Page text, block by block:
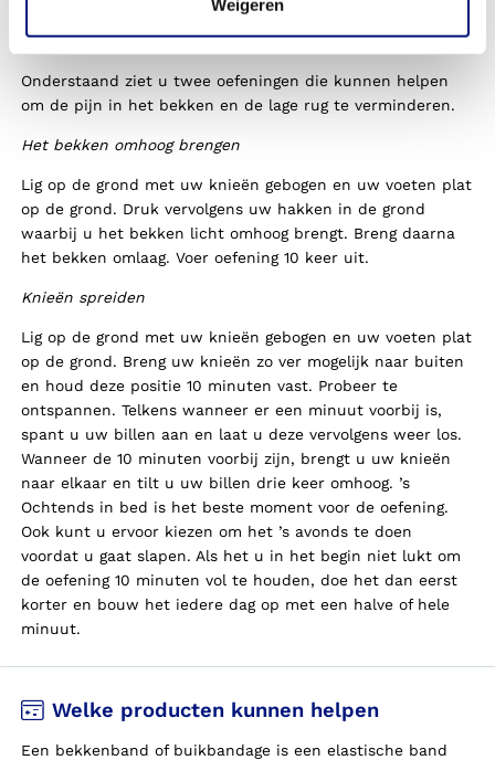
Weigeren
Oefeningen bij bekkenpijn
Onderstaand ziet u twee oefeningen die kunnen helpen
om de pijn in het bekken en de lage rug te verminderen.
Het bekken omhoog brengen
Lig op de grond met uw knieën gebogen en uw voeten plat
op de grond. Druk vervolgens uw hakken in de grond
waarbij u het bekken licht omhoog brengt. Breng daarna
het bekken omlaag. Voer oefening 10 keer uit.
Knieën spreiden
Lig op de grond met uw knieën gebogen en uw voeten plat
op de grond. Breng uw knieën zo ver mogelijk naar buiten
en houd deze positie 10 minuten vast. Probeer te
ontspannen. Telkens wanneer er een minuut voorbij is,
spant u uw billen aan en laat u deze vervolgens weer los.
Wanneer de 10 minuten voorbij zijn, brengt u uw knieën
naar elkaar en tilt u uw billen drie keer omhoog. ’s
Ochtends in bed is het beste moment voor de oefening.
Ook kunt u ervoor kiezen om het ’s avonds te doen
voordat u gaat slapen. Als het u in het begin niet lukt om
de oefening 10 minuten vol te houden, doe het dan eerst
korter en bouw het iedere dag op met een halve of hele
minuut.
Welke producten kunnen helpen
Een bekkenband of buikbandage is een elastische band